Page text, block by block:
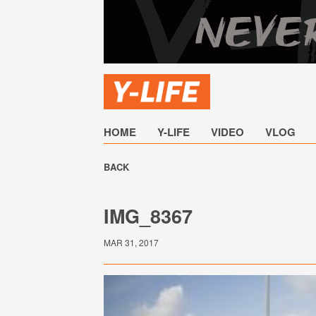
HOME Y-LIFE VIDEO VLOG
BACK
IMG_8367
MAR 31, 2017